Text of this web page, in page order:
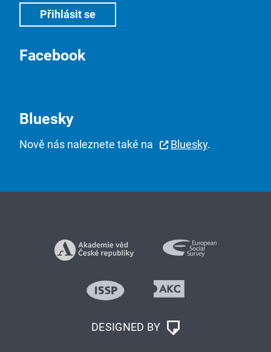
Facebook
Bluesky
Nově nás naleznete také na Bluesky.
DESIGNED BY